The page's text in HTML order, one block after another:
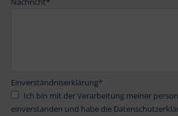
Einverständniserklärung*
einverstanden und habe die